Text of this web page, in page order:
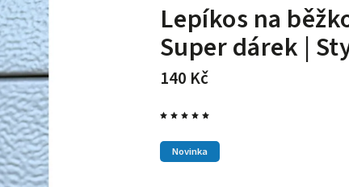
Lepíkos na
Super dárek |
140 Kč
Novinka